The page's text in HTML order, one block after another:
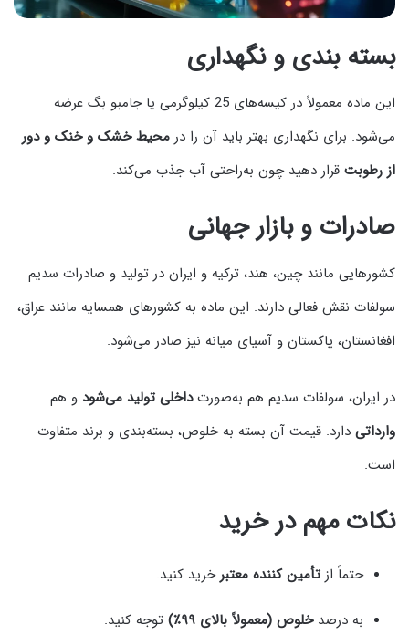
بسته‌ بندی و نگهداری
این ماده معمولاً در کیسه‌های 25 کیلوگرمی یا جامبو بگ عرضه
می‌شود. برای نگهداری بهتر باید آن را در محیط خشک و خنک و دور
از رطوبت قرار دهید چون به‌راحتی آب جذب می‌کند.
صادرات و بازار جهانی
کشورهایی مانند چین، هند، ترکیه و ایران در تولید و صادرات سدیم
سولفات نقش فعالی دارند. این ماده به کشورهای همسایه مانند عراق،
افغانستان، پاکستان و آسیای میانه نیز صادر می‌شود.
در ایران، سولفات سدیم هم به‌صورتداخلی تولید می‌شود و هم
وارداتی دارد. قیمت آن بسته به خلوص، بسته‌بندی و برند متفاوت
است.
نکات مهم در خرید
حتماً از تأمین‌ کننده معتبرخرید کنید.
به درصدخلوص (معمولاً بالای ۹۹٪) توجه کنید.